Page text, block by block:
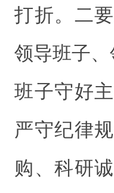
打折。二
领导班子
班子守好
严守纪律
购、科研